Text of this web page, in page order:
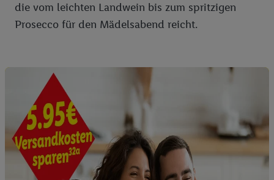
die vom leichten Landwein bis zum spritzigen
Prosecco für den Mädelsabend reicht.